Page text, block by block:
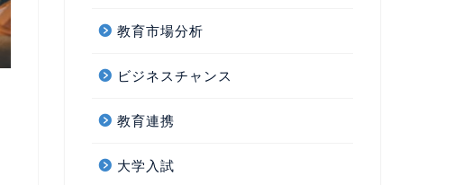
教育市場分析
ビジネスチャンス
教育連携
大学入試